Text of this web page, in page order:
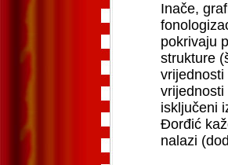
Inače,
pokrivaju
strukture
vrijednosti
isključeni
Đorđić
nalazi